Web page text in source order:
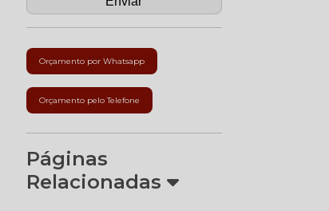
Orçamento por Whatsapp
Orçamento pelo Telefone
Páginas
Relacionadas